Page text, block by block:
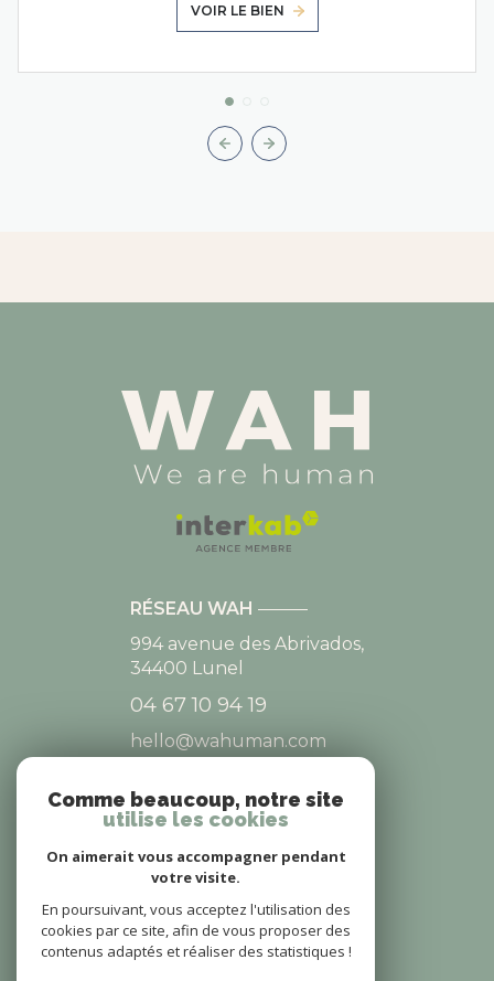
VOIR LE BIEN
RÉSEAU WAH
994 avenue des Abrivados,
34400 Lunel
04 67 10 94 19
hello@wahuman.com
NOS RÉSEAUX
NOUS SUIVRE
Comme beaucoup, notre site
utilise les cookies
On aimerait vous accompagner pendant
votre visite.
En poursuivant, vous acceptez l'utilisation des
cookies par ce site, afin de vous proposer des
contenus adaptés et réaliser des statistiques !